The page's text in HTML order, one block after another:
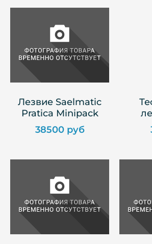
Лезвие Saelmatic
Pratica Minipack
38500 руб